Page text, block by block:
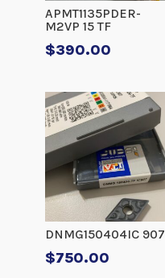
APMT1135PDER-
M2VP 15 TF
$390.00
DNMG150404IC 907
$750.00